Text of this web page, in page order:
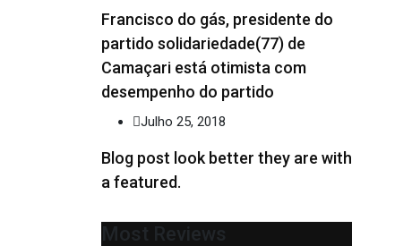
Francisco do gás, presidente do
partido solidariedade(77) de
Camaçari está otimista com
desempenho do partido
Julho 25, 2018
Blog post look better they are with
a featured.
Most Reviews